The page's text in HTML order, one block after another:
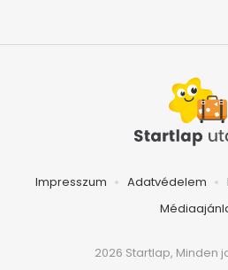
Impresszum Adatvédelem
2026 Startlap, Minden